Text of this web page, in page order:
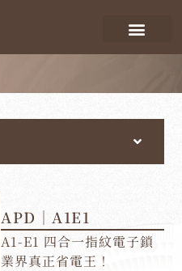
APD｜A1E1
A1-E1 四合一指紋電子鎖
業界真正省電王！